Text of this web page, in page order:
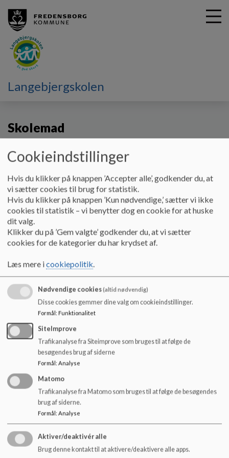
t
Langebjergskolen
Vores skole Skolemad/mælk
Skolemad
Køb skolemad
Jacob fra "Under Kronen Catering og Skolemad" sælger mad
på Langebjergskolen.
Der kan forudbestilles mad til afhentning på kontoret i
spisepausen.
Hvad kan jeg forudbestille og hvordan?
Gå til
underkronen.skolemad.dk
Her kan du kan du oprette en konto og herefter logge ind
med en selvvalgt kode. Alle fremtidige bestillinger skal
foretages her.
Skolemælk
Aftalen er stoppet pr 30.6.2025 efter beslutning i
skolebestyrelsen
Cookieindstillinger
Hvis du klikker på knappen ’Accepter alle’, godkender du, at
vi sætter cookies til brug for statistik.
Hvis du klikker på knappen ’Kun nødvendige,’ sætter vi ikke
cookies til statistik – vi benytter dog en cookie for at huske
dit valg.
Klikker du på ’Gem valgte’ godkender du, at vi sætter
cookies for de kategorier du har krydset af.
Læs mere icookiepolitik.
Nødvendige cookies(altid nødvendig)
Disse cookies gemmer dine valg om cookieindstillinger.
Formål: Funktionalitet
SiteImprove
Trafikanalyse fra Siteimprove som bruges til at følge de
besøgendes brug af siderne
Formål: Analyse
Matomo
Trafikanalyse fra Matomo som bruges til at følge de besøgendes
brug af siderne.
Formål: Analyse
Aktiver/deaktivér alle
Brug denne kontakt til at aktivere/deaktivere alle apps.